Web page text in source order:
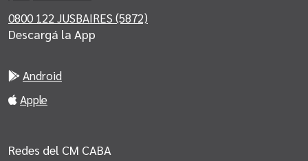
0800 122 JUSBAIRES (5872)
Descargá la App
Android
Apple
Redes del CM CABA